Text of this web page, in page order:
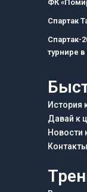
k
m
ФК
Спартак
Спартак-
турнире в
История
Давай к
Новости
Контакты